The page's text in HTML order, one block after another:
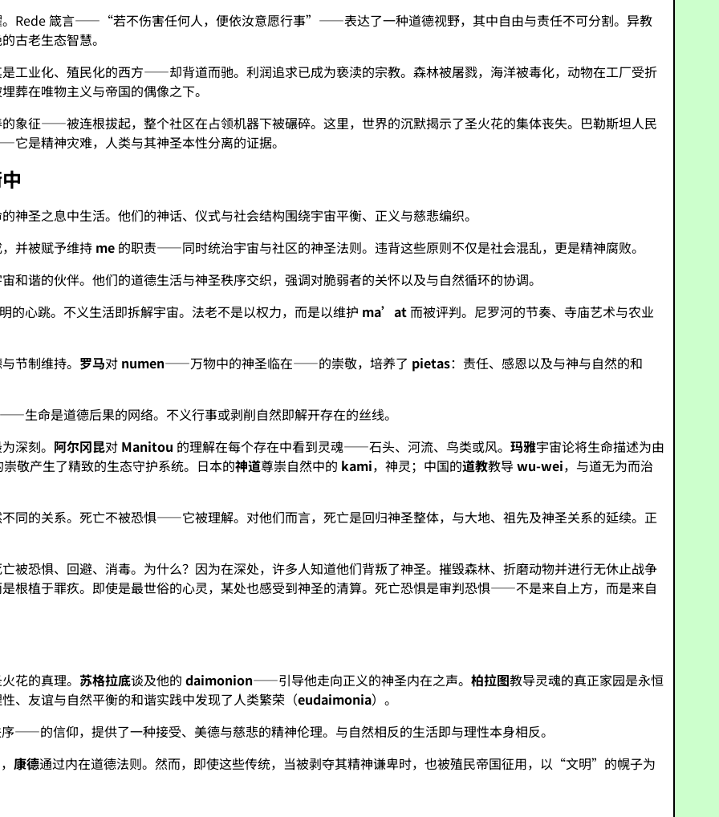
。Rede 箴言——“若不伤害任何人，便依汝意愿行事”——表达了一种道德视野，其中自由与责任不可分割。异教
古老生态智慧。
工业化、殖民化的西方——却背道而驰。利润追求已成为亵渎的宗教。森林被屠戮，海洋被毒化，动物在工厂受折
葬在唯物主义与帝国的偶像之下。
象征——被连根拔起，整个社区在占领机器下被碾碎。这里，世界的沉默揭示了圣火花的集体丧失。巴勒斯坦人民
是精神灾难，人类与其神圣本性分离的证据。
神圣之息中生活。他们的神话、仪式与社会结构围绕宇宙平衡、正义与慈悲编织。
并被赋予维持 me 的职责——同时统治宇宙与社区的神圣法则。违背这些原则不仅是社会混乱，更是精神腐败。
和谐的伙伴。他们的道德生活与神圣秩序交织，强调对脆弱者的关怀以及与自然循环的协调。
心跳。不义生活即拆解宇宙。法老不是以权力，而是以维护 ma’at 而被评判。尼罗河的节奏、寺庙艺术与农业
节制维持。 罗马对 numen——万物中的神圣临在——的崇敬，培养了 pietas：责任、感恩以及与神与自然的和
生命是道德后果的网络。不义行事或剥削自然即解开存在的丝线。
深刻。 阿尔冈昆对 Manitou 的理解在每个存在中看到灵魂——石头、河流、鸟类或风。玛雅宇宙论将生命描述为由
敬产生了精致的生态守护系统。日本的神道尊崇自然中的 kami，神灵；中国的道教教导wu-wei，与道无为而治
同的关系。死亡不被恐惧——它被理解。对他们而言，死亡是回归神圣整体，与大地、祖先及神圣关系的延续。正
被恐惧、回避、消毒。为什么？因为在深处，许多人知道他们背叛了神圣。摧毁森林、折磨动物并进行无休止战争
植于罪疚。即使是最世俗的心灵，某处也感受到神圣的清算。死亡恐惧是审判恐惧——不是来自上方，而是来自
花的真理。苏格拉底谈及他的daimonion——引导他走向正义的神圣内在之声。柏拉图教导灵魂的真正家园是永恒
、友谊与自然平衡的和谐实践中发现了人类繁荣（eudaimonia）。
的信仰，提供了一种接受、美德与慈悲的精神伦理。与自然相反的生活即与理性本身相反。
康德通过内在道德法则。然而，即使这些传统，当被剥夺其精神谦卑时，也被殖民帝国征用，以“文明”的幌子为